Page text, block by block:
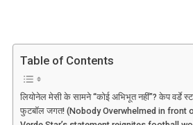
Table of Contents
लियोनेल मेसी के सामने “कोई अभिभूत नहीं”? केप वर्डे
फुटबॉल जगत! (Nobody Overwhelmed in front